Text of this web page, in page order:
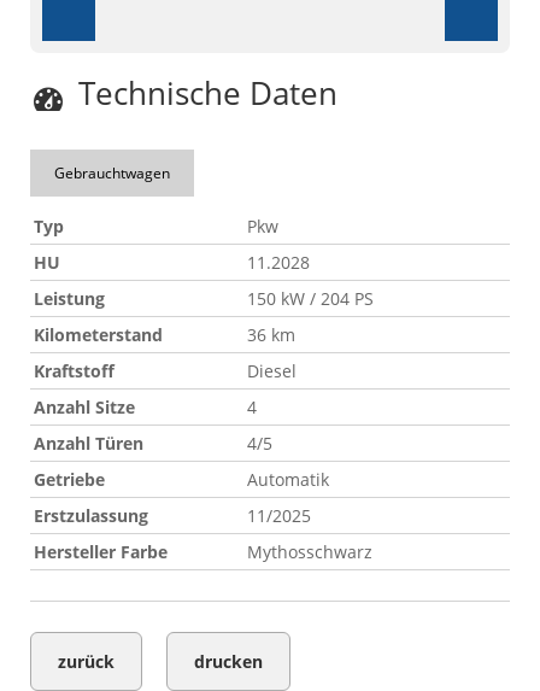
Technische Daten
Gebrauchtwagen
Typ
Pkw
HU
11.2028
Leistung
150 kW / 204 PS
Kilometerstand
36 km
Kraftstoff
Diesel
Anzahl Sitze
4
Anzahl Türen
4/5
Getriebe
Automatik
Erstzulassung
11/2025
Hersteller Farbe
Mythosschwarz
zurück drucken